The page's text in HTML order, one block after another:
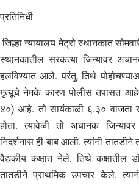
प्रतिनिधी
जिल्हा न्यायालय मेट्रो स्थानकात
स्थानकातील सरकत्या जिन्यावर
हलविण्यात आले. परंतु, तिथे
मृत्यूचे नेमके कारण पोलीस तपासत
४०) आहे. तो सायंकाळी ६.३० वाजता
होता. त्यावेळी तो अचानक जिन्यावर
निदर्शनास ही बाब आली. त्यांनी
वैद्यकीय कक्षात नेले. तिथे कक्षातील
तातडीने प्राथमिक उपचार केले.